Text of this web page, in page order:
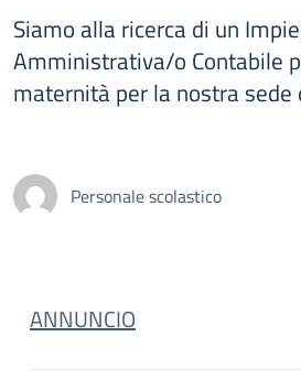
Siamo alla ricerca di un
Amministrativa/o Contabile
maternità per la nostra sede
Personale scolastico
ANNUNCIO